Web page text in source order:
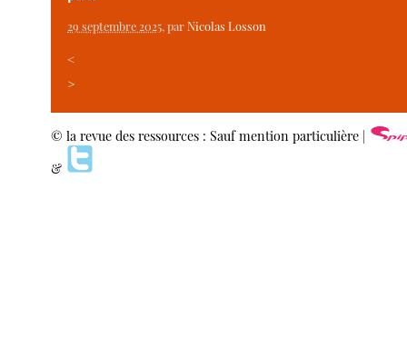
29 septembre 2025, parNicolas Losson
<
>
© la revue des ressources : Sauf mention particulière |
&